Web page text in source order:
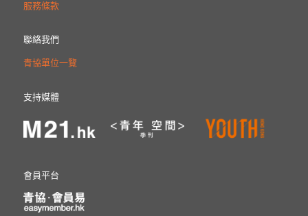
服務條款
聯絡我們
青協單位一覽
支持媒體
會員平台